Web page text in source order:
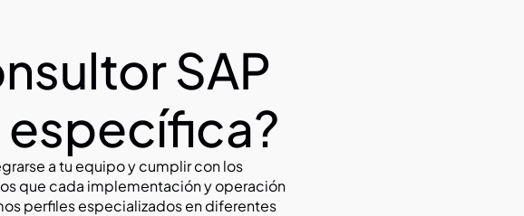
SAP
a tu equipo y cumplir con los
que cada implementación y operación
perfiles especializados en diferentes